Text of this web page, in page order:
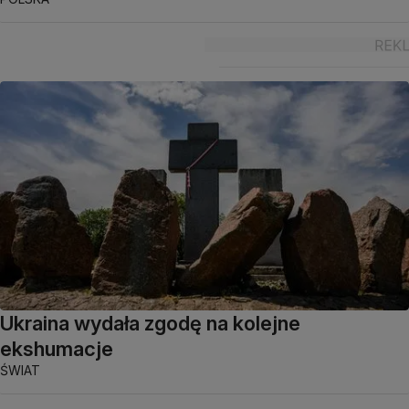
Ukraina wydała zgodę na kolejne
ekshumacje
ŚWIAT